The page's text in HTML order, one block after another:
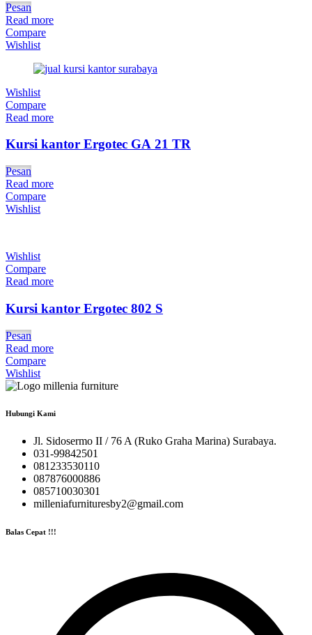
Pesan
Read more
Compare
Wishlist
Wishlist
Compare
Read more
Kursi kantor Ergotec GA 21 TR
Pesan
Read more
Compare
Wishlist
Wishlist
Compare
Read more
Kursi kantor Ergotec 802 S
Pesan
Read more
Compare
Wishlist
Hubungi Kami
Jl. Sidosermo II / 76 A (Ruko Graha Marina) Surabaya.
031-99842501
081233530110
087876000886
085710030301
milleniafurnituresby2@gmail.com
Balas Cepat !!!